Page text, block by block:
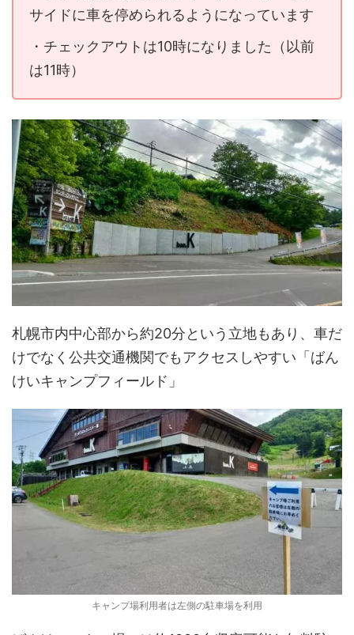
サイドに車を停められるようになっています
・チェックアウトは10時になりました（以前
は11時）
札幌市内中心部から約20分という立地もあり、車だ
けでなく公共交通機関でもアクセスしやすい「ばん
けいキャンプフィールド」
キャンプ場利用者は左側の駐車場を利用